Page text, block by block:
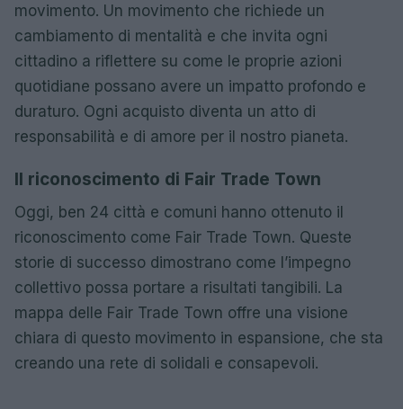
movimento. Un movimento che richiede un
cambiamento di mentalità e che invita ogni
cittadino a riflettere su come le proprie azioni
quotidiane possano avere un impatto profondo e
duraturo. Ogni acquisto diventa un atto di
responsabilità e di amore per il nostro pianeta.
Il riconoscimento di Fair Trade Town
Oggi, ben 24 città e comuni hanno ottenuto il
riconoscimento come Fair Trade Town. Queste
storie di successo dimostrano come l’impegno
collettivo possa portare a risultati tangibili. La
mappa delle Fair Trade Town offre una visione
chiara di questo movimento in espansione, che sta
creando una rete di solidali e consapevoli.